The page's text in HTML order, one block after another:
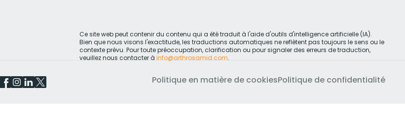
Ce site web peut contenir du contenu qui a été traduit à l'aide d'outils d'intelligence artificielle (IA).
Bien que nous visons l'exactitude, les traductions automatiques ne reflètent pas toujours le sens ou le
contexte prévu. Pour toute préoccupation, clarification ou pour signaler des erreurs de traduction,
veuillez nous contacter à info@arthrosamid.com.
Politique en matière de cookiesPolitique de confidentialité